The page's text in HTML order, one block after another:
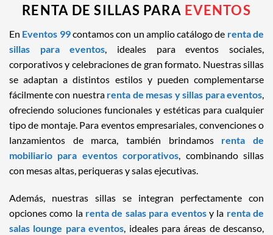
RENTA DE SILLAS PARA EVENTOS
En Eventos 99contamos con un amplio catálogo de renta de
sillas para eventos , ideales para eventos sociales,
corporativos y celebraciones de gran formato. Nuestras sillas
se adaptan a distintos estilos y pueden complementarse
fácilmente con nuestra renta de mesas y sillas para eventos
ofreciendo soluciones funcionales y estéticas para cualquier
tipo de montaje. Para eventos empresariales, convenciones o
lanzamientos de marca, también brindamos renta de
mobiliario para eventos corporativos , combinando sillas
con mesas altas, periqueras y salas ejecutivas.
Además, nuestras sillas se integran perfectamente con
opciones como la renta de salas para eventosy la renta de
salas lounge para eventos, ideales para áreas de descanso,